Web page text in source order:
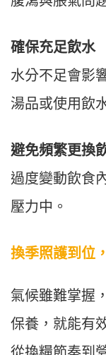
確保充足飲水
水分不足會影
湯品或使用飲
避免頻繁更換
過度變動飲食
壓力中。
換季照護到位
氣候雖難掌握
保養，就能有